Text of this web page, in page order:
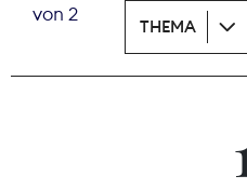
von 2
THEMA